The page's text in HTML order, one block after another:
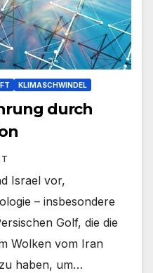
KLIMASCHWINDEL
durch
Israel vor,
– insbesondere
Golf, die die
Wolken vom Iran
haben, um…